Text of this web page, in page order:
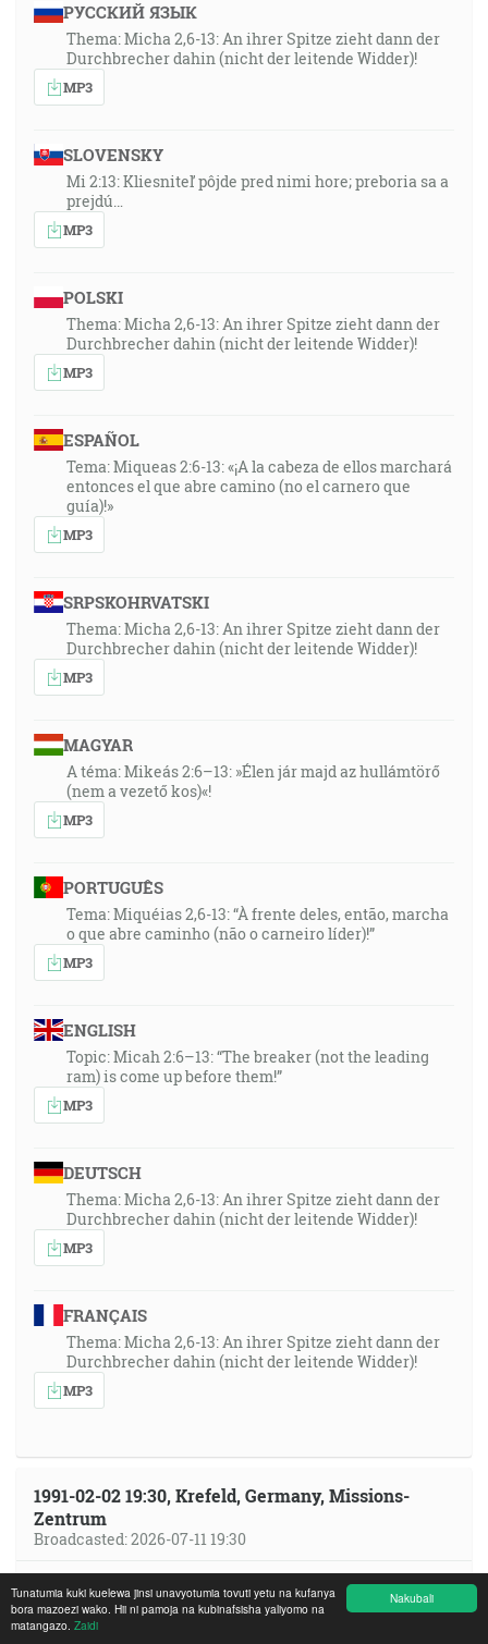
Nakubali
Tunatumia kuki kuelewa jinsi unavyotumia tovuti yetu na kufanya
bora mazoezi wako. Hii ni pamoja na kubinafsisha yaliyomo na
matangazo. Zaidi
РУССКИЙ ЯЗЫК
Thema: Micha 2,6-13: An ihrer Spitze zieht dann der
Durchbrecher dahin (nicht der leitende Widder)!
MP3
SLOVENSKY
Mi 2:13: Kliesniteľ pôjde pred nimi hore; preboria sa a
prejdú…
MP3
POLSKI
Thema: Micha 2,6-13: An ihrer Spitze zieht dann der
Durchbrecher dahin (nicht der leitende Widder)!
MP3
ESPAÑOL
Tema: Miqueas 2:6-13: «¡A la cabeza de ellos marchará
entonces el que abre camino (no el carnero que
guía)!»
MP3
SRPSKOHRVATSKI
Thema: Micha 2,6-13: An ihrer Spitze zieht dann der
Durchbrecher dahin (nicht der leitende Widder)!
MP3
MAGYAR
A téma: Mikeás 2:6–13: »Élen jár majd az hullámtörő
(nem a vezető kos)«!
MP3
PORTUGUÊS
Tema: Miquéias 2,6-13: “À frente deles, então, marcha
o que abre caminho (não o carneiro líder)!”
MP3
ENGLISH
Topic: Micah 2:6–13: “The breaker (not the leading
ram) is come up before them!”
MP3
DEUTSCH
Thema: Micha 2,6-13: An ihrer Spitze zieht dann der
Durchbrecher dahin (nicht der leitende Widder)!
MP3
FRANÇAIS
Thema: Micha 2,6-13: An ihrer Spitze zieht dann der
Durchbrecher dahin (nicht der leitende Widder)!
MP3
1991-02-02 19:30, Krefeld, Germany, Missions-
Zentrum
Broadcasted: 2026-07-11 19:30
FRANÇAIS
Thema: Biblische Einordnung über die 7 Donner, die